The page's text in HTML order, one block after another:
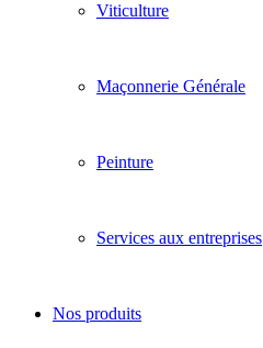
Viticulture
Maçonnerie Générale
Peinture
Services aux entreprises
Nos produits